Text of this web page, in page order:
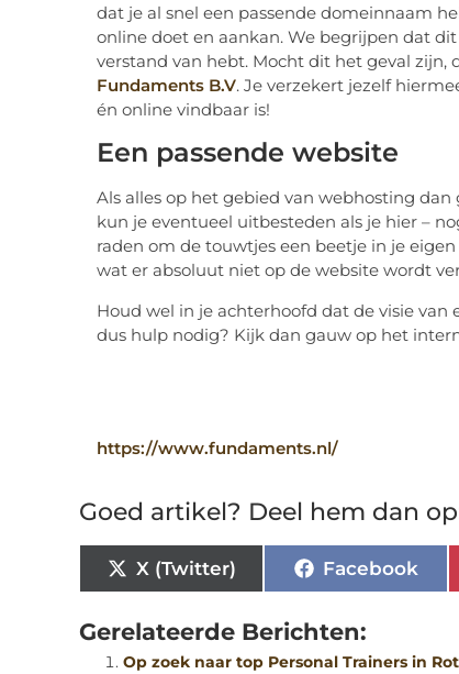
dat je al snel een passende domeinnaam
online doet en aankan. We begrijpen dat
verstand van hebt. Mocht dit het geval zijn,
Fundaments B.V. Je verzekert jezelf
én online vindbaar is!
Een passende website
Als alles op het gebied van webhosting
kun je eventueel uitbesteden als je hier –
raden om de touwtjes een beetje in je
wat er absoluut niet op de website wordt
Houd wel in je achterhoofd dat de visie van
dus hulp nodig? Kijk dan gauw op het
https://www.fundaments.nl/
Goed artikel? Deel hem dan
X (Twitter) Facebook
Gerelateerde Berichten:
Op zoek naar top Personal Trainers in